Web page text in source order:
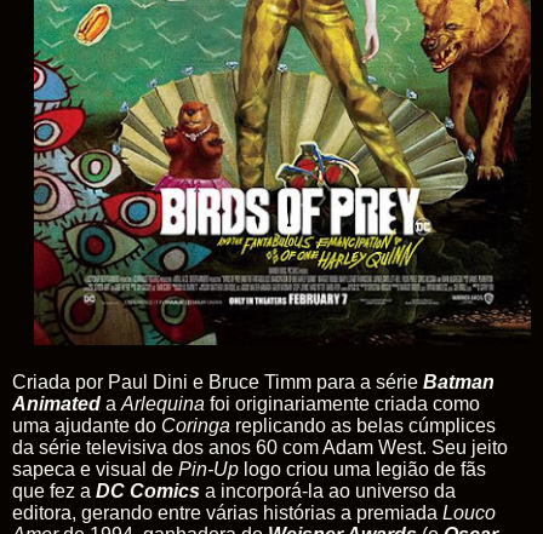
Criada por Paul Dini e Bruce Timm para a série Batman
Animated a Arlequina foi originariamente criada como
uma ajudante do Coringa replicando as belas cúmplices
da série televisiva dos anos 60 com Adam West. Seu jeito
sapeca e visual de Pin-Up logo criou uma legião de fãs
que fez a DC Comics a incorporá-la ao universo da
editora, gerando entre várias histórias a premiada Louco